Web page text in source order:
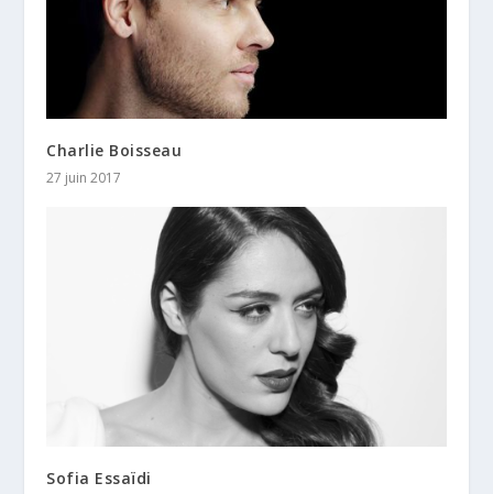
Charlie Boisseau
27 juin 2017
Sofia Essaïdi